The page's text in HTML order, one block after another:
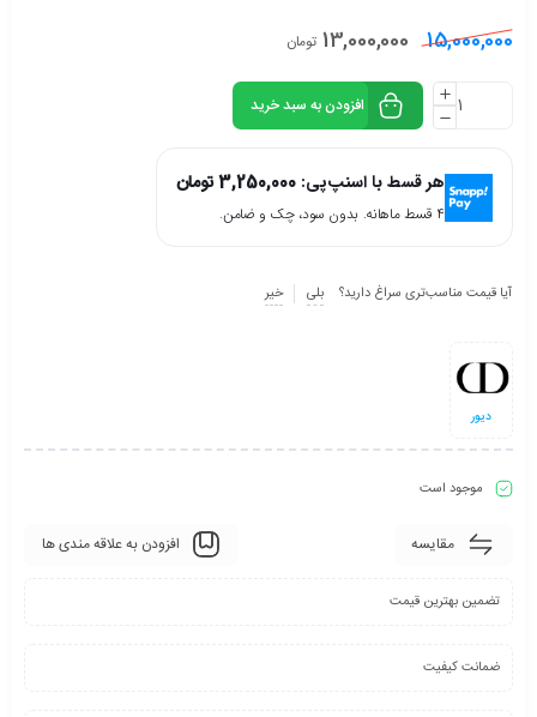
15,000,000
13,000,000 تومان
افزودن به سبد خرید
هر قسط با اسنپ‌پی: 3,250,000تومان
۴ قسط ماهانه. بدون سود، چک و ضامن.
آیا قیمت مناسب‌تری سراغ دارید؟ بلی خیر
دیور
موجود است
مقایسه افزودن به علاقه مندی ها
تضمین بهترین قیمت
ضمانت کیفیت